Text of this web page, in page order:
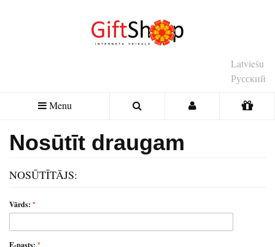
Latviešu
Русский
Menu
Nosūtīt draugam
NOSŪTĪTĀJS:
Vārds:
E-pasts: